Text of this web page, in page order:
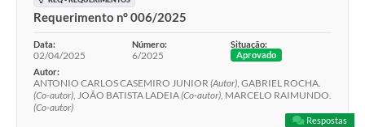
Requerimento n° 006/2025
Data:
02/04/2025
Número:
6/2025
Situação:
Aprovado
Autor:
ANTONIO CARLOS CASEMIRO JUNIOR (Autor), GABRIEL ROCHA.
(Co-autor), JOÃO BATISTA LADEIA(Co-autor), MARCELO RAIMUNDO.
(Co-autor)
Respostas